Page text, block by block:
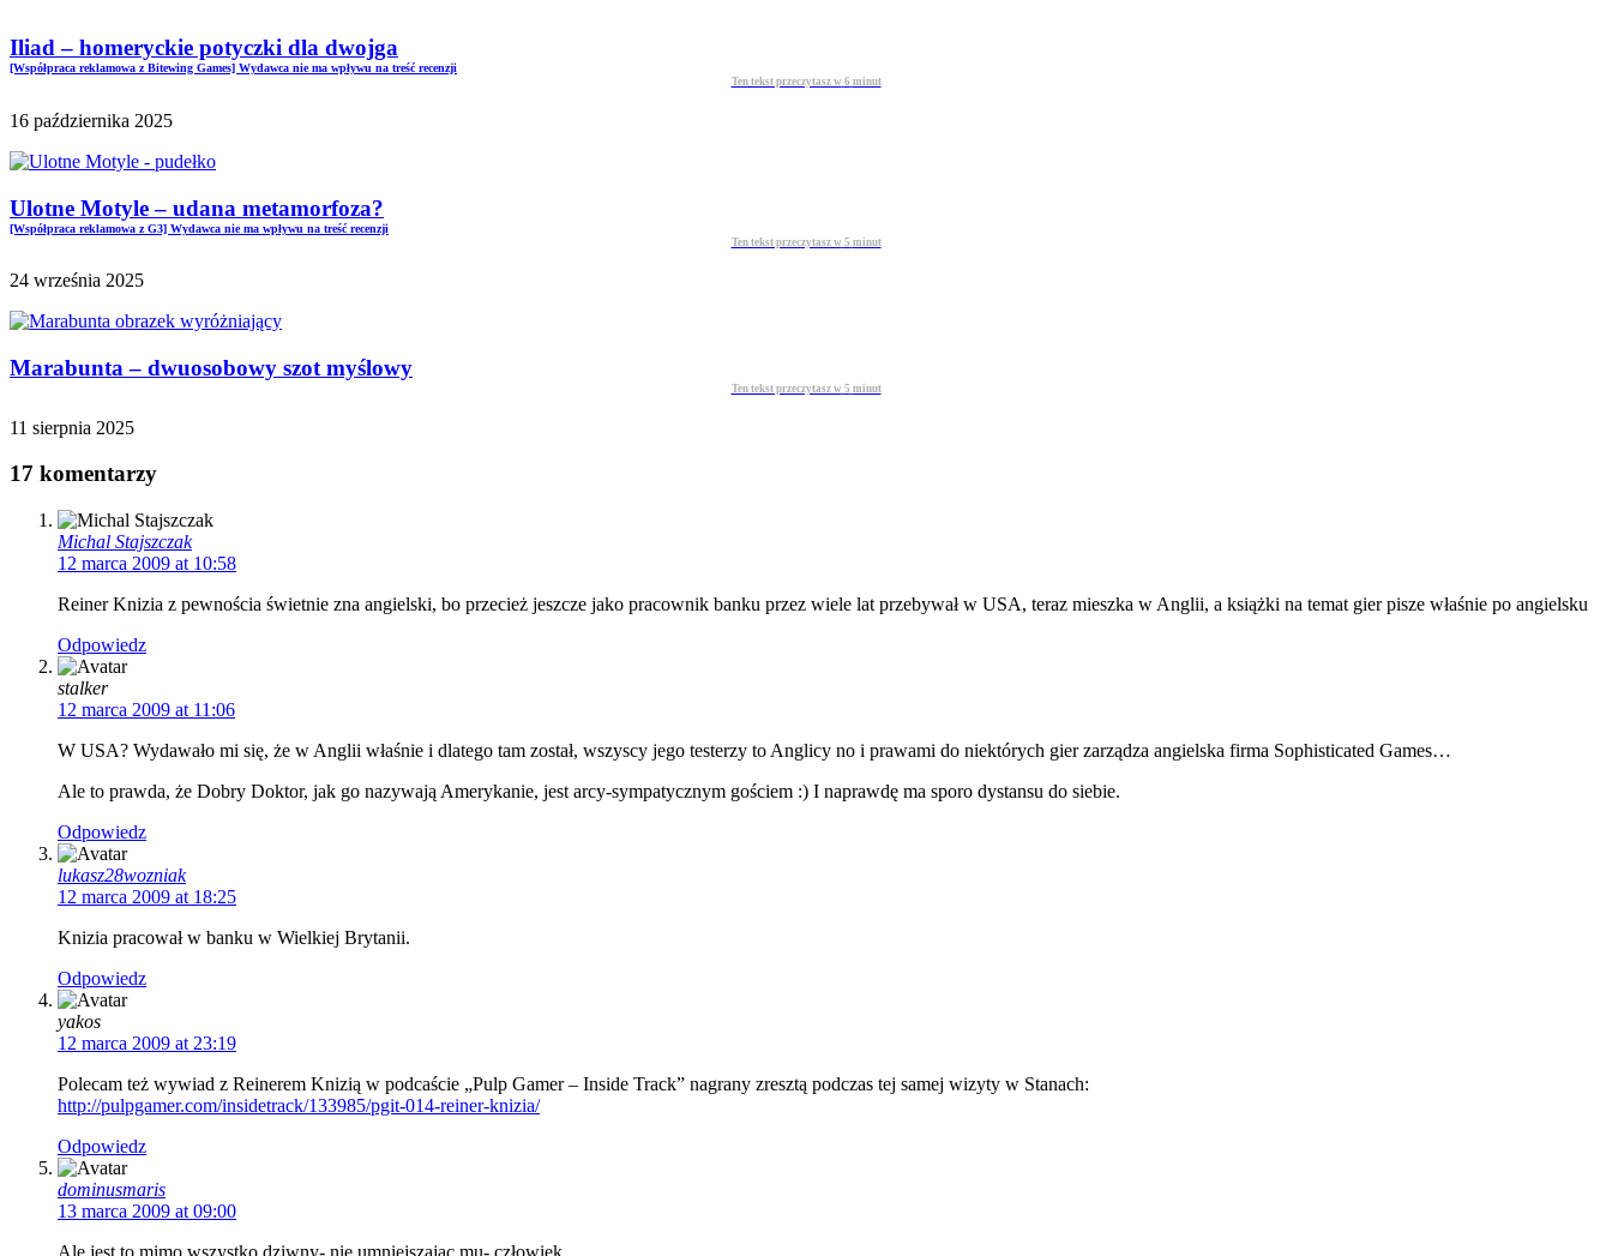
Iliad – homeryckie potyczki dla dwojga
[Współpraca reklamowa z Bitewing Games] Wydawca nie ma wpływu na treść recenzji
Ten tekst przeczytasz w 6 minut
16 października 2025
Ulotne Motyle – udana metamorfoza?
[Współpraca reklamowa z G3] Wydawca nie ma wpływu na treść recenzji
Ten tekst przeczytasz w 5 minut
24 września 2025
Marabunta – dwuosobowy szot myślowy
Ten tekst przeczytasz w 5 minut
11 sierpnia 2025
17 komentarzy
Michal Stajszczak
12 marca 2009 at 10:58
Reiner Knizia z pewnościa świetnie zna angielski, bo przecież jeszcze jako pracownik banku przez wiele lat przebywał w USA, teraz mieszka w Anglii, a książki na temat gier pisze właśnie po angielsku
Odpowiedz
stalker
12 marca 2009 at 11:06
W USA? Wydawało mi się, że w Anglii właśnie i dlatego tam został, wszyscy jego testerzy to Anglicy no i prawami do niektórych gier zarządza angielska firma Sophisticated Games…
Ale to prawda, że Dobry Doktor, jak go nazywają Amerykanie, jest arcy-sympatycznym gościem :) I naprawdę ma sporo dystansu do siebie.
Odpowiedz
lukasz28wozniak
12 marca 2009 at 18:25
Knizia pracował w banku w Wielkiej Brytanii.
Odpowiedz
yakos
12 marca 2009 at 23:19
Polecam też wywiad z Reinerem Knizią w podcaście „Pulp Gamer – Inside Track” nagrany zresztą podczas tej samej wizyty w Stanach:
http://pulpgamer.com/insidetrack/133985/pgit-014-reiner-knizia/
Odpowiedz
dominusmaris
13 marca 2009 at 09:00